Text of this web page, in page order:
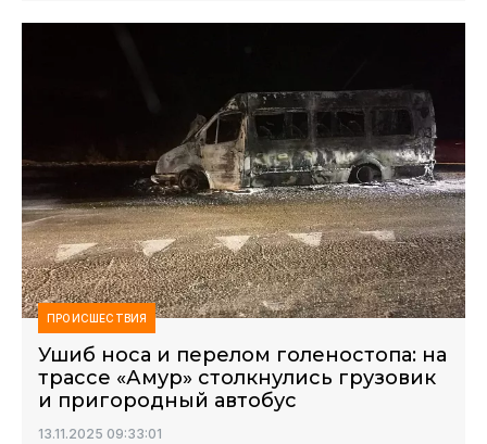
ПРОИСШЕСТВИЯ
Ушиб носа и перелом голеностопа: на
трассе «Амур» столкнулись грузовик
и пригородный автобус
13.11.2025 09:33:01